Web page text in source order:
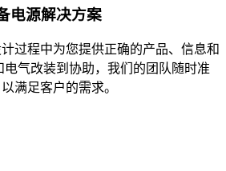
电源解决方案
过程中为您提供正确的产品、信息和
电气改装到协助，我们的团队随时准
满足客户的需求。